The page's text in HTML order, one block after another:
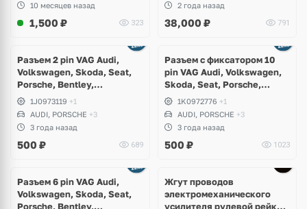
10 месяцев назад
1,500 ₽ 323
2 года назад
38,000 ₽ 791
Разъем 2 pin VAG Audi,
Volkswagen, Skoda, Seat,
Porsche, Bentley,
Lamborghini
1J0973119 +1
AUDI, PORSCHE +3
3 года назад
500 ₽ 689
Разъем с фиксатором 10
pin VAG Audi, Volkswagen,
Skoda, Seat, Porsche,
Bentley, Lamborghini
1K0972776 +1
AUDI, PORSCHE +3
3 года назад
500 ₽ 1023
Разъем 6 pin VAG Audi,
Volkswagen, Skoda, Seat,
Porsche, Bentley,
Жгут проводов
электромеханического
усилителя рулевой рейки